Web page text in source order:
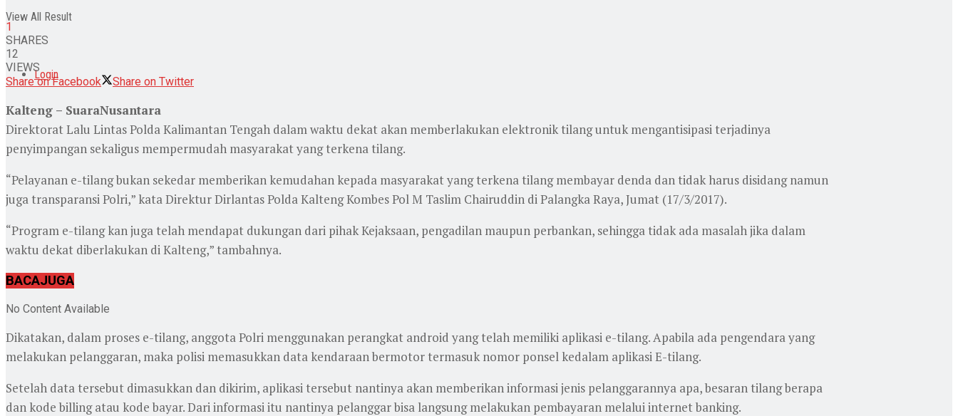
View All Result
Login
1
SHARES
12
VIEWS
Share on Facebook
Share on Twitter
Kalteng – SuaraNusantara
Direktorat Lalu Lintas Polda Kalimantan Tengah dalam waktu dekat akan memberlakukan elektronik tilang untuk mengantisipasi terjadinya
penyimpangan sekaligus mempermudah masyarakat yang terkena tilang.
“Pelayanan e-tilang bukan sekedar memberikan kemudahan kepada masyarakat yang terkena tilang membayar denda dan tidak harus disidang namun
juga transparansi Polri,” kata Direktur Dirlantas Polda Kalteng Kombes Pol M Taslim Chairuddin di Palangka Raya, Jumat (17/3/2017).
“Program e-tilang kan juga telah mendapat dukungan dari pihak Kejaksaan, pengadilan maupun perbankan, sehingga tidak ada masalah jika dalam
waktu dekat diberlakukan di Kalteng,” tambahnya.
BACAJUGA
No Content Available
Dikatakan, dalam proses e-tilang, anggota Polri menggunakan perangkat android yang telah memiliki aplikasi e-tilang. Apabila ada pengendara yang
melakukan pelanggaran, maka polisi memasukkan data kendaraan bermotor termasuk nomor ponsel kedalam aplikasi E-tilang.
Setelah data tersebut dimasukkan dan dikirim, aplikasi tersebut nantinya akan memberikan informasi jenis pelanggarannya apa, besaran tilang berapa
dan kode billing atau kode bayar. Dari informasi itu nantinya pelanggar bisa langsung melakukan pembayaran melalui internet banking.